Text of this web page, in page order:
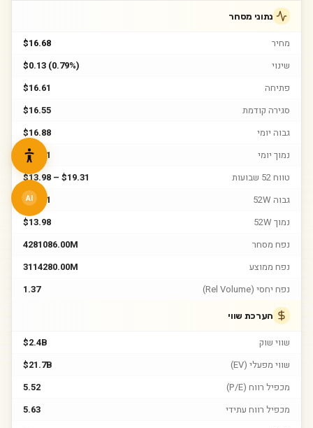
נתוני מסחר
מחיר
$16.68
שינוי
$0.13 (0.79%)
פתיחה
$16.61
סגירה קודמת
$16.55
גבוה יומי
$16.88
נמוך יומי
$16.61
טווח 52 שבועות
$13.98 – $19.31
גבוה 52W
$19.31
נמוך 52W
$13.98
נפח מסחר
4281086.00M
נפח ממוצע
3114280.00M
נפח יחסי (Rel Volume)
1.37
הערכת שווי
שווי שוק
$2.4B
שווי מפעלי (EV)
$21.7B
מכפיל רווח (P/E)
5.52
מכפיל רווח עתידי
5.63
AI